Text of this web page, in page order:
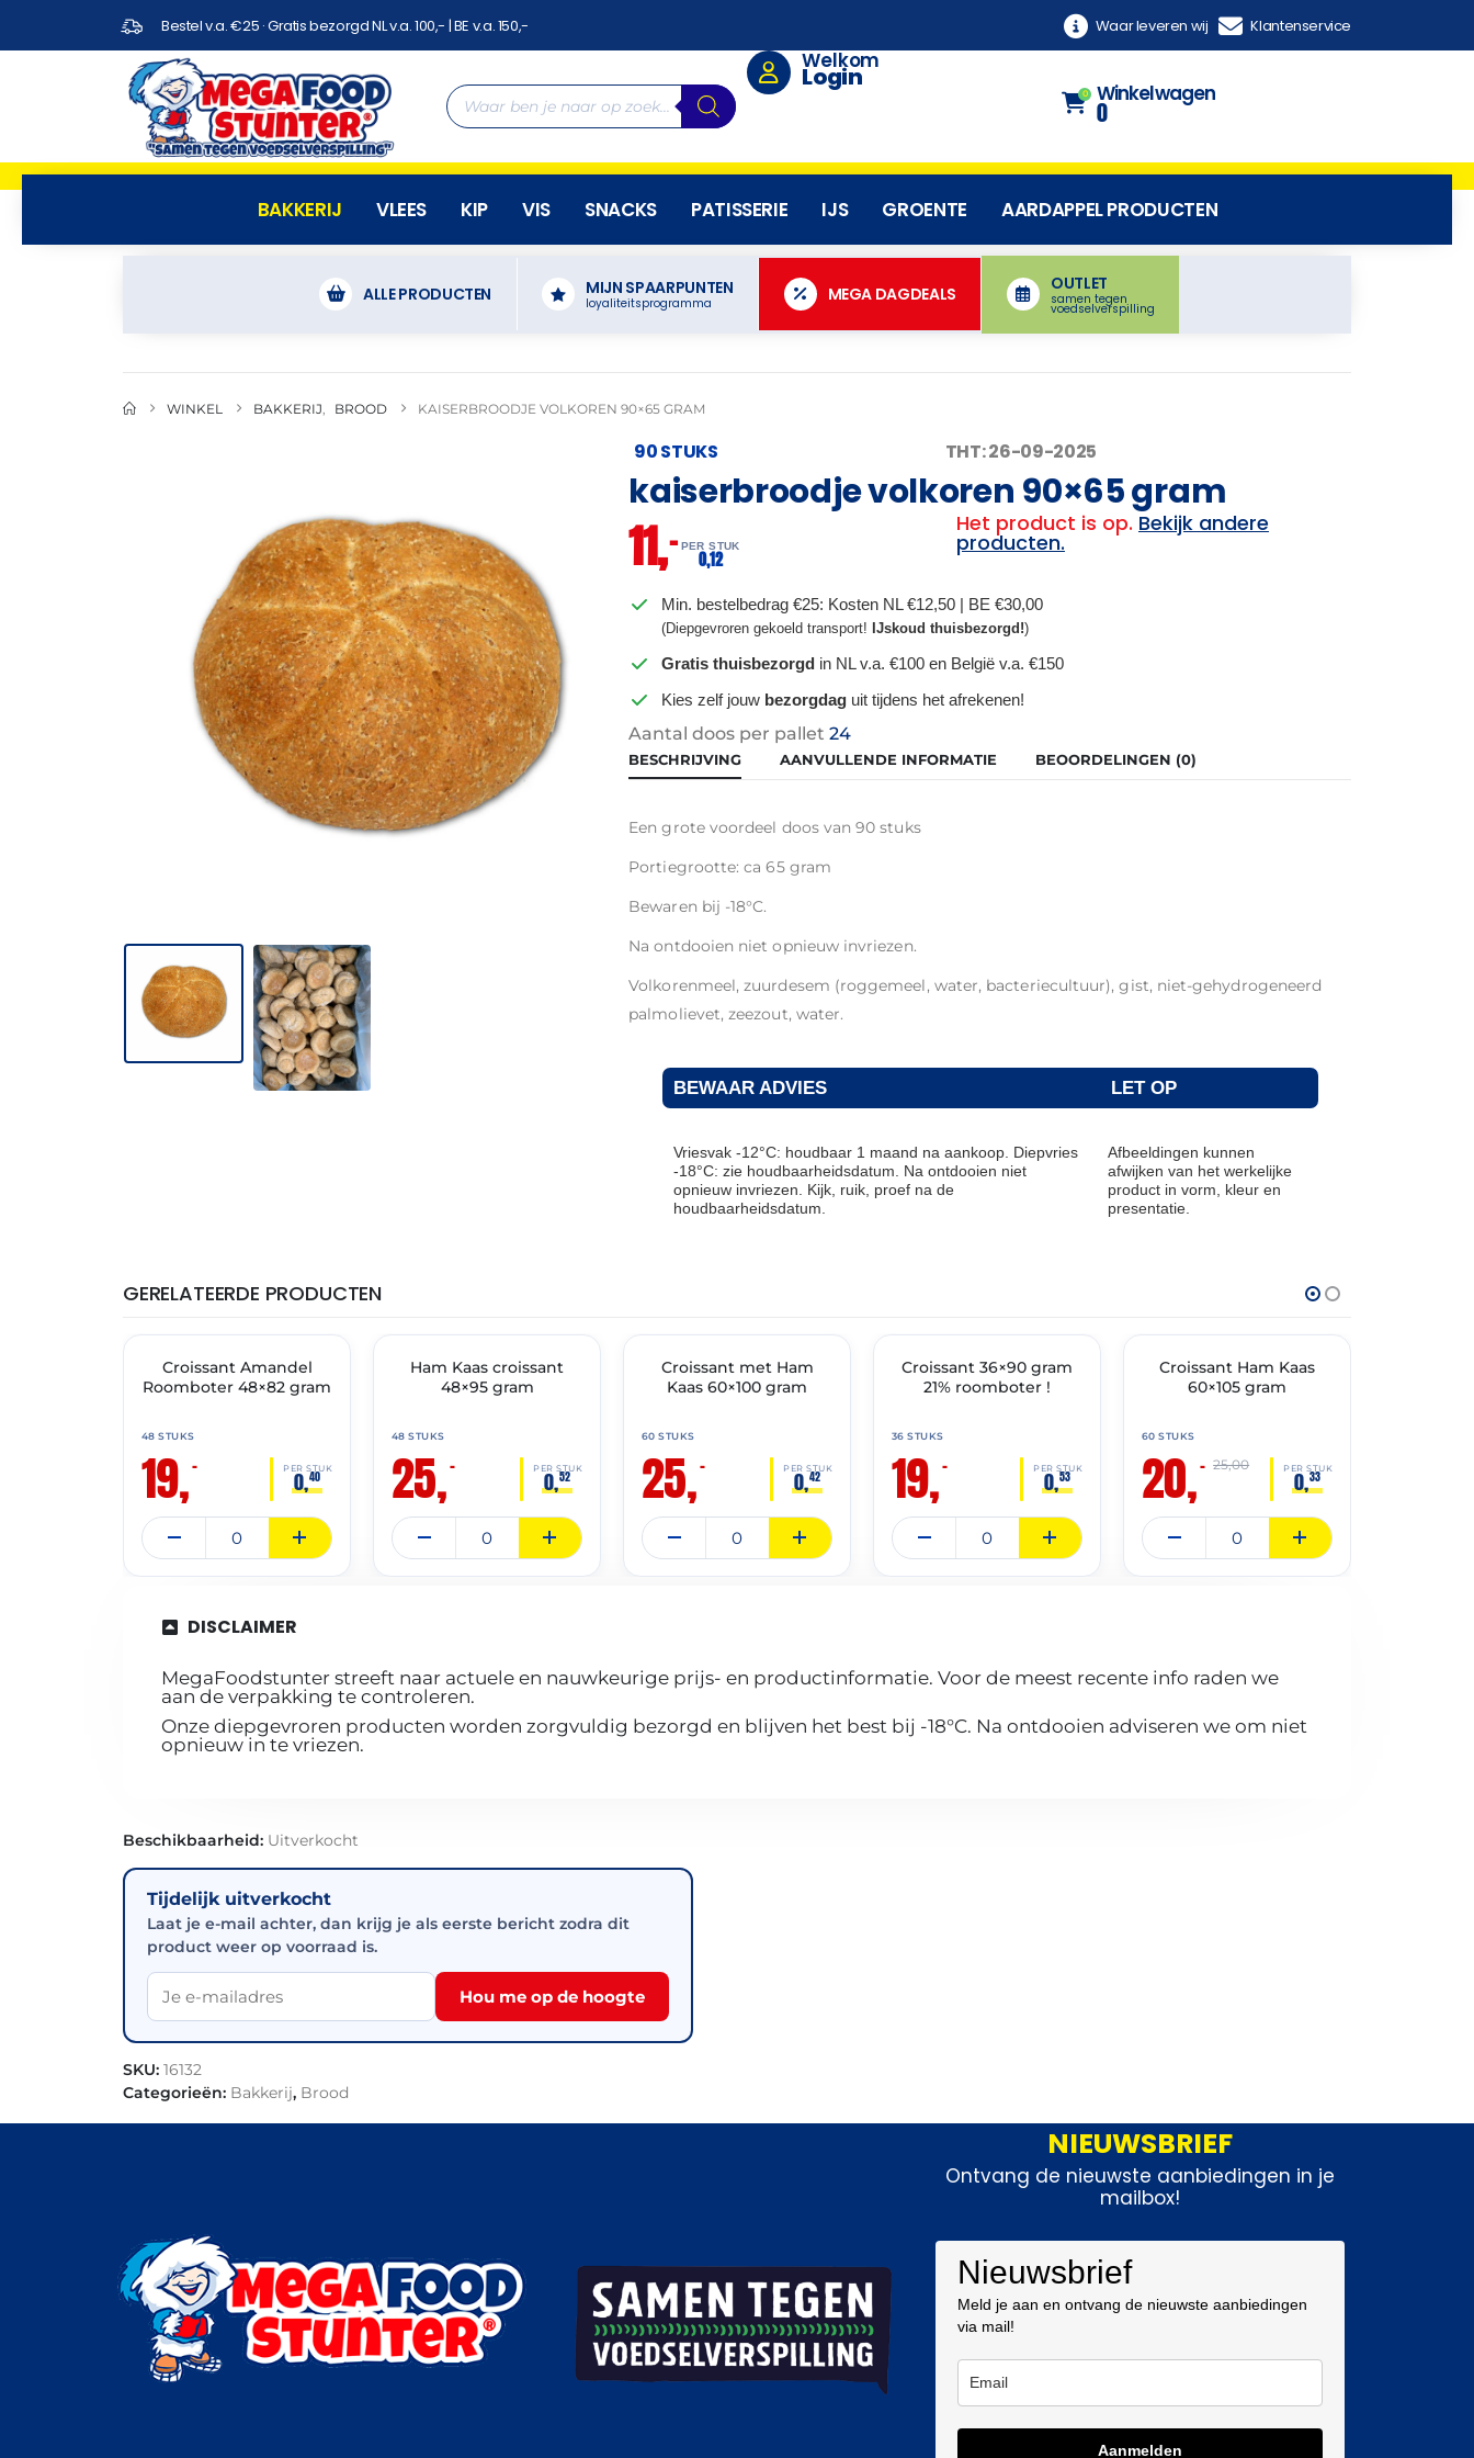
Bestel v.a. €25 · Gratis bezorgd NL v.a. 100,- | BE v.a. 150,- Waar leveren wij Klantenservice
Welkom
Login
0 Winkelwagen
0
BAKKERIJ VLEES KIP VIS SNACKS PATISSERIE IJS GROENTE AARDAPPEL PRODUCTEN
ALLE PRODUCTEN MIJN SPAARPUNTEN
loyaliteitsprogramma MEGA DAGDEALS
OUTLET
samen tegen
voedselverspilling
WINKEL BAKKERIJ BROOD KAISERBROODJE VOLKOREN 90×65 GRAM
90 STUKS THT: 26-09-2025
kaiserbroodje volkoren 90×65 gram
11,– PER STUK
0,12
Het product is op. Bekijk andere
producten.
Min. bestelbedrag €25: Kosten NL €12,50 | BE €30,00
(Diepgevroren gekoeld transport!IJskoud thuisbezorgd!)
Gratis thuisbezorgd in NL v.a. €100 en België v.a. €150
Kies zelf jouw bezorgdag uit tijdens het afrekenen!
Aantal doos per pallet24
BESCHRIJVING AANVULLENDE INFORMATIE BEOORDELINGEN (0)
Een grote voordeel doos van 90 stuks
Portiegrootte: ca 65 gram
Bewaren bij -18°C.
Na ontdooien niet opnieuw invriezen.
Volkorenmeel, zuurdesem (roggemeel, water, bacteriecultuur), gist, niet-gehydrogeneerd
palmolievet, zeezout, water.
BEWAAR ADVIES LET OP
Vriesvak -12°C: houdbaar 1 maand na aankoop. Diepvries
-18°C: zie houdbaarheidsdatum. Na ontdooien niet
opnieuw invriezen. Kijk, ruik, proef na de
houdbaarheidsdatum.
Afbeeldingen kunnen
afwijken van het werkelijke
product in vorm, kleur en
presentatie.
GERELATEERDE PRODUCTEN
🔥 OP=OP
Croissant Amandel
Roomboter 48×82 gram
48 STUKS
19,– PER STUK
0,40
🔥 OP=OP
Ham Kaas croissant
48×95 gram
48 STUKS
25,– PER STUK
0,52
🔥 OP=OP
Croissant met Ham
Kaas 60×100 gram
60 STUKS
25,– PER STUK
0,42
🔥 OP=OP
Croissant 36×90 gram
21% roomboter !
36 STUKS
19,– PER STUK
0,53
🔥 OP=OP
Croissant Ham Kaas
60×105 gram
60 STUKS
20,– PER STUK
0,33
25,00
DISCLAIMER
MegaFoodstunter streeft naar actuele en nauwkeurige prijs- en productinformatie. Voor de meest recente info raden we
aan de verpakking te controleren.
Onze diepgevroren producten worden zorgvuldig bezorgd en blijven het best bij -18°C. Na ontdooien adviseren we om niet
opnieuw in te vriezen.
Beschikbaarheid: Uitverkocht
Tijdelijk uitverkocht
Laat je e-mail achter, dan krijg je als eerste bericht zodra dit
product weer op voorraad is.
Hou me op de hoogte
SKU: 16132
Categorieën: Bakkerij, Brood
NIEUWSBRIEF
Ontvang de nieuwste aanbiedingen in je
mailbox!
Nieuwsbrief
Meld je aan en ontvang de nieuwste aanbiedingen
via mail!
Aanmelden